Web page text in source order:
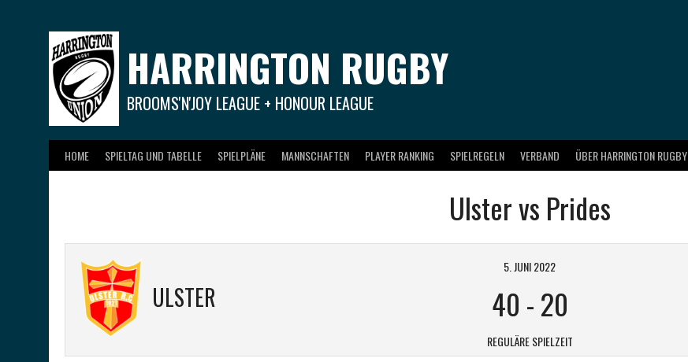
HARRINGTON RUGBY
BROOMS'N'JOY LEAGUE + HONOUR LEAGUE
HOME SPIELTAG UND TABELLE SPIELPLÄNE MANNSCHAFTEN PLAYER RANKING SPIELREGELN VERBAND ÜBER HARRINGTON RUGBY
Ulster vs Prides
ULSTER
5. JUNI 2022
40 -20
REGULÄRE SPIELZEIT